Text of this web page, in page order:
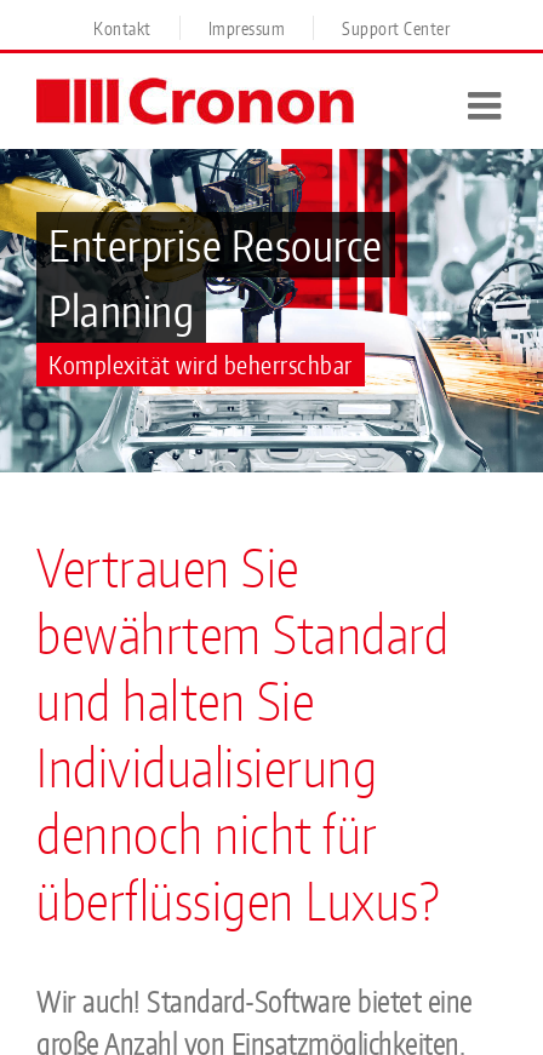
to
Kontakt Impressum Support Center
Enterprise Resource
Planning
Komplexität wird beherrschbar
Vertrauen Sie
bewährtem Standard
und halten Sie
Individualisierung
dennoch nicht für
überflüssigen Luxus?
Wir auch! Standard-Software bietet eine
große Anzahl von Einsatzmöglichkeiten.